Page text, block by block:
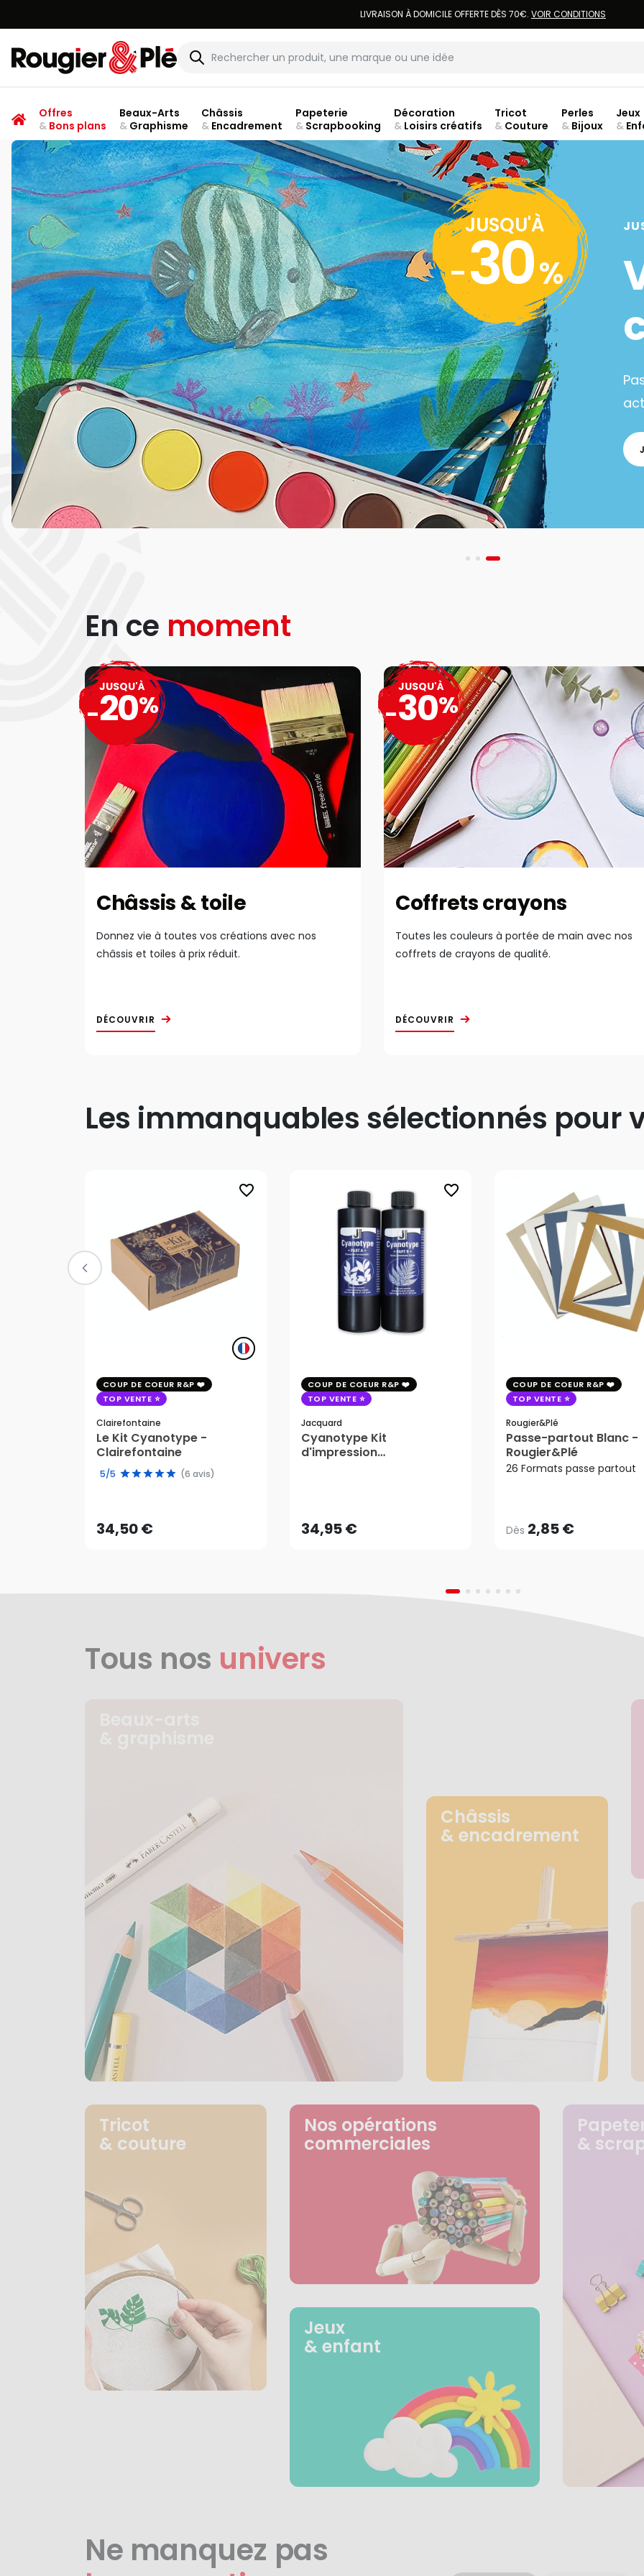
LIVRAISON À DOMICILE OFFERTE DÈS 70€. VOIR CONDITIONS
Rougier & Plé
Offres
&Bons plans
Beaux-Arts
&Graphisme
Châssis
&Encadrement
Papeterie
&Scrapbooking
Décoration
&Loisirs créatifs
Tricot
& Couture
Perles
& Bijoux
Jeux
&
JUSQU'À
-30%
En ce moment
Châssis & toile
Donnez vie à toutes vos créations avec nos
châssis et toiles à prix réduit.
DÉCOUVRIR
JUSQU'À
-20%
Coffrets crayons
Toutes les couleurs à portée de main avec nos
coffrets de crayons de qualité.
DÉCOUVRIR
JUSQU'À
-30%
Les immanquables sélectionnés pour
favorite_border
COUP DE COEUR R&P
TOP VENTE
Clairefontaine
Le Kit Cyanotype -
Clairefontaine
5/5 (6 avis)
34,50 €AJOUTER AU PANIER
favorite_border
COUP DE COEUR R&P
TOP VENTE
Jacquard
Cyanotype Kit
d'impression
34,95 €AJOUTER AU PANIER
COUP DE COEUR R&P
TOP VENTE
Rougier&plé
Passe-partout Blanc -
Rougier&Plé
26 Formats passe partout
Dès 2,85 €
2,85 €
Tous nos univers
Châssis
& encadrement
Tricot
& couture
Nos opérations
commerciales
Jeux
& enfant
&
Ne manquez pas